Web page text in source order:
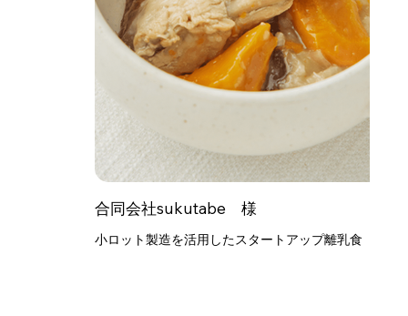
合同会社sukutabe 様
小ロット製造を活用したスタートアップ離乳食